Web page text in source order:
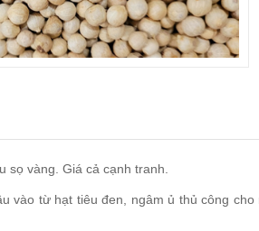
sọ vàng. Giá cả cạnh tranh.
vào từ hạt tiêu đen, ngâm ủ thủ công